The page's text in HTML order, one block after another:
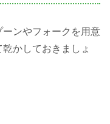
ンやフォークを用意
かしておきましょ